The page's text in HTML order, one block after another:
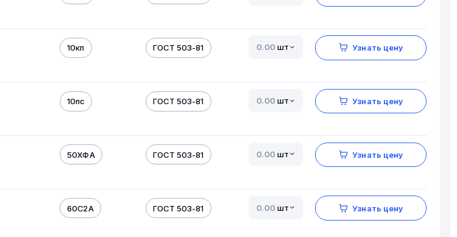
10кп ГОСТ 503-81 шт Узнать цену
10пс ГОСТ 503-81 шт Узнать цену
50ХФА ГОСТ 503-81 шт Узнать цену
60С2А ГОСТ 503-81 шт Узнать цену